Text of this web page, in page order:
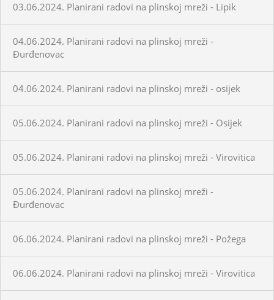
03.06.2024. Planirani radovi na plinskoj mreži - Lipik
04.06.2024. Planirani radovi na plinskoj mreži -
Đurđenovac
04.06.2024. Planirani radovi na plinskoj mreži - osijek
05.06.2024. Planirani radovi na plinskoj mreži - Osijek
05.06.2024. Planirani radovi na plinskoj mreži - Virovitica
05.06.2024. Planirani radovi na plinskoj mreži -
Đurđenovac
06.06.2024. Planirani radovi na plinskoj mreži - Požega
06.06.2024. Planirani radovi na plinskoj mreži - Virovitica